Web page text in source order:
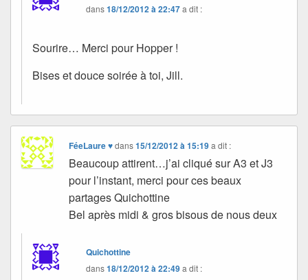
dans18/12/2012 à 22:47a dit :
Sourire… Merci pour Hopper !
Bises et douce soirée à toi, Jill.
FéeLaure ♥dans15/12/2012 à 15:19 a dit :
Beaucoup attirent…j’ai cliqué sur A3 et J3
pour l’instant, merci pour ces beaux
partages Quichottine
Bel après midi & gros bisous de nous deux
Quichottine
dans18/12/2012 à 22:49a dit :